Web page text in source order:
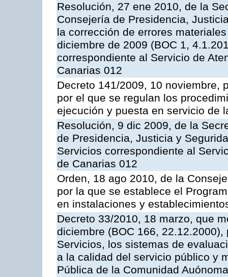
Resolución, 27 ene 2010, de la
Consejería de Presidencia,
la corrección de errores
diciembre de 2009 (BOC 1,
correspondiente al Servicio de
Canarias 012
Decreto 141/2009, 10 noviembre,
por el que se regulan los
ejecución y puesta en servicio de
Resolución, 9 dic 2009, de la
de Presidencia, Justicia y
Servicios correspondiente al
de Canarias 012
Orden, 18 ago 2010, de la
por la que se establece el
en instalaciones y
Decreto 33/2010, 18 marzo, que
diciembre (BOC 166,
Servicios, los sistemas de
a la calidad del servicio público y
Pública de la Comunidad